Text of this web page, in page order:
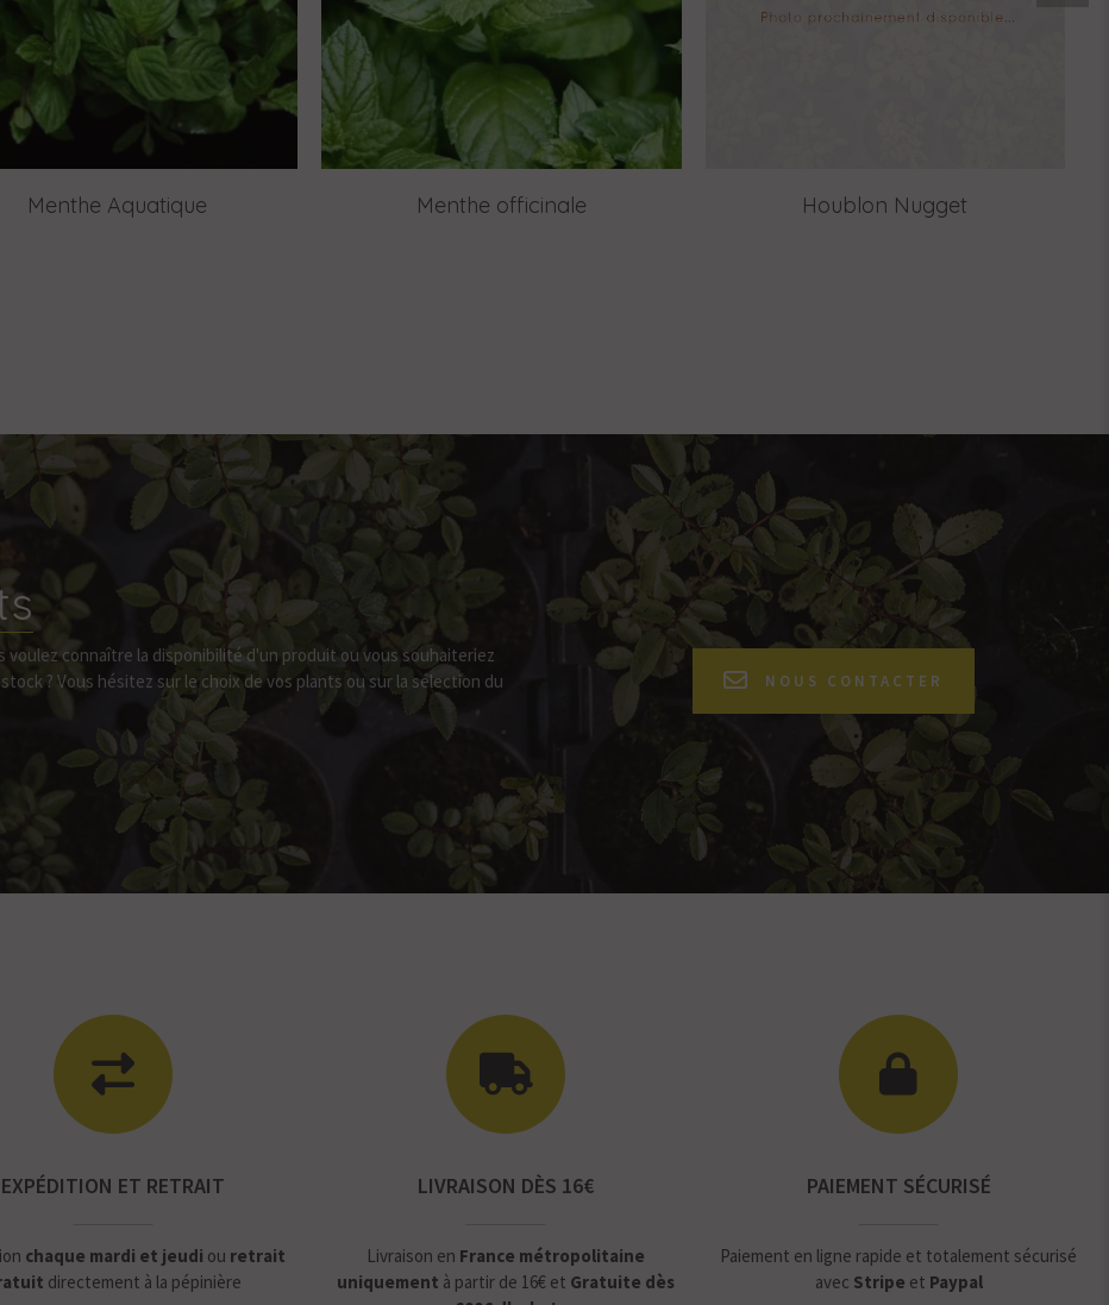
Houblon Nugget
Menthe officinale
Menthe Aquatique
connaître la disponibilité d'un produit ou vous souhaiteriez
? Vous hésitez sur le choix de vos plants ou sur la sélection du
NOUS CONTACTER
EXPÉDITION ET RETRAIT
chaque mardi et jeudi ou retrait
directement à la pépinière
LIVRAISON DÈS 16€
Livraison en France métropolitaine
uniquement à partir de 16€ et Gratuite dès
PAIEMENT SÉCURISÉ
Paiement en ligne rapide et totalement sécurisé
avec Stripe et Paypal